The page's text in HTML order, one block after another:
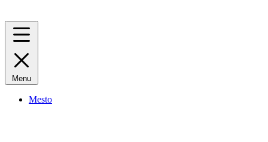
Menu
Mesto